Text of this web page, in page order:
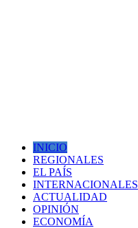
INICIO
REGIONALES
EL PAÍS
INTERNACIONALES
ACTUALIDAD
OPINIÓN
ECONOMÍA